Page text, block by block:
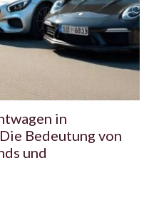
in
Bedeutung von
und